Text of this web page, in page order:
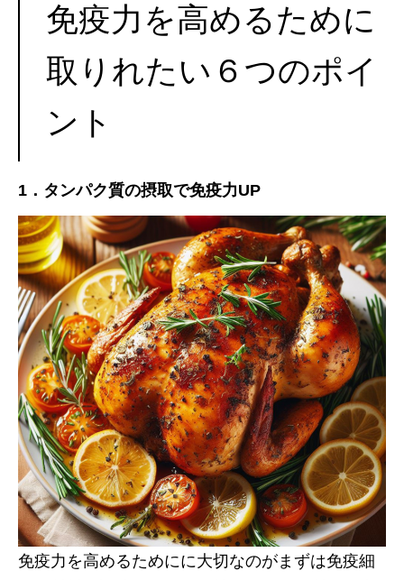
免疫力を高めるために
取りれたい６つのポイ
ント
1． タンパク質の摂取で免疫力UP
免疫力を高めるためにに大切なのがまずは免疫細